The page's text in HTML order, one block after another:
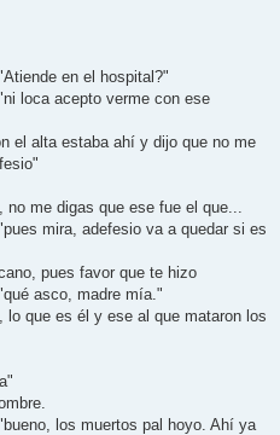
en el hospital?"
loca acepto verme con ese
el alta estaba ahí y dijo que no me
me digas que ese fue el que...
mira, adefesio va a quedar si es
pues favor que te hizo
asco, madre mía."
que es él y ese al que mataron los
los muertos pal hoyo. Ahí ya